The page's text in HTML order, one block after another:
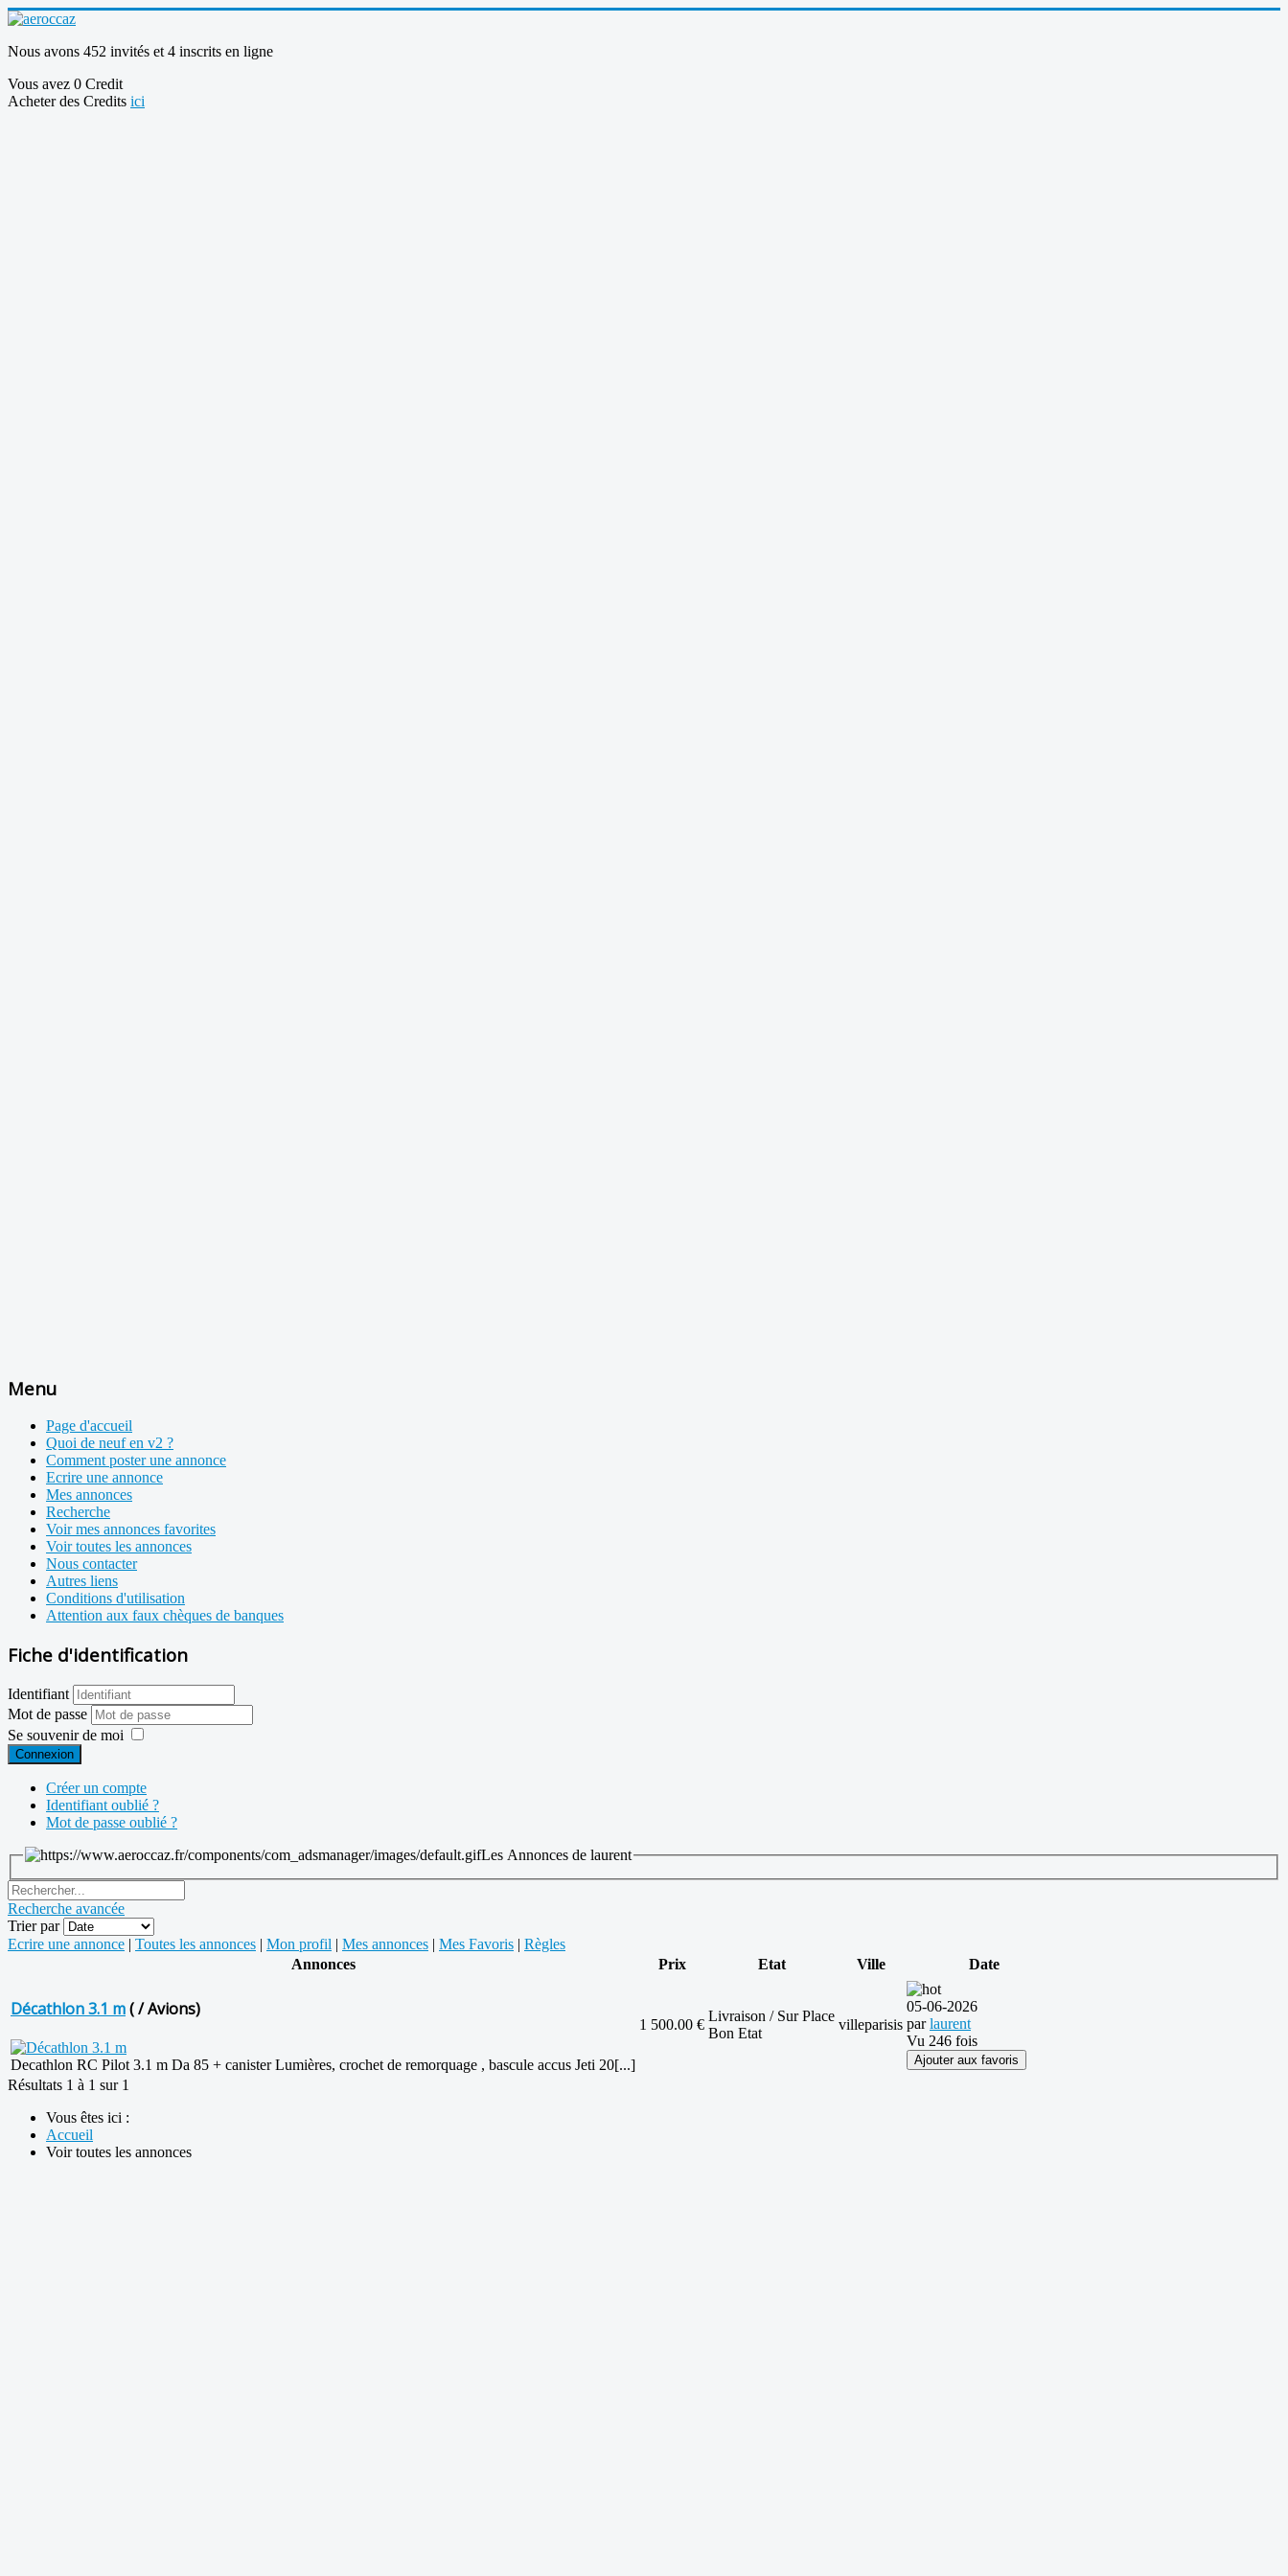
Nous avons 452 invités et 4 inscrits en ligne
Vous avez 0 Credit
Acheter des Credits ici
Menu
Page d'accueil
Quoi de neuf en v2 ?
Comment poster une annonce
Ecrire une annonce
Mes annonces
Recherche
Voir mes annonces favorites
Voir toutes les annonces
Nous contacter
Autres liens
Conditions d'utilisation
Attention aux faux chèques de banques
Fiche d'identification
Identifiant
Mot de passe
Se souvenir de moi
Connexion
Créer un compte
Identifiant oublié ?
Mot de passe oublié ?
Les Annonces de laurent
Recherche avancée
Trier par
Ecrire une annonce
Toutes les annonces Mon profil Mes annonces Mes Favoris
Règles
Annonces
Prix Etat Ville Date
Décathlon 3.1 m( / Avions)
Decathlon RC Pilot 3.1 m Da 85 + canister Lumières, crochet de remorquage , bascule accus Jeti 20[...]
1 500.00 €
Livraison / Sur Place
Bon Etat
villeparisis
05-06-2026
parlaurent
Vu 246 fois
Ajouter aux favoris
Résultats 1 à 1 sur 1
Vous êtes ici :
Accueil
Voir toutes les annonces